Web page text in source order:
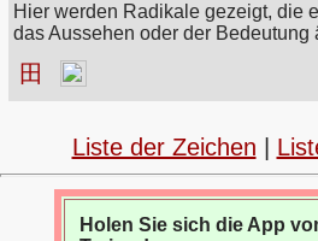
Hier werden Radikale gezeigt, die
das Aussehen oder der Bedeutung
田
Liste der Zeichen
Holen Sie sich die App